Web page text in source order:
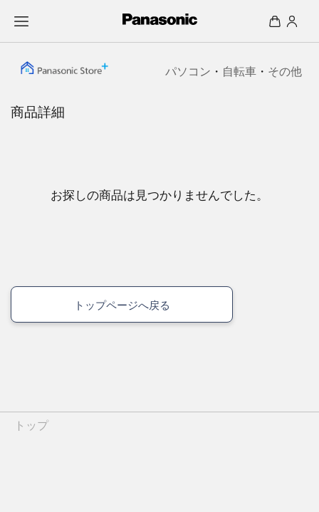
パソコン ・ 自転車 ・ その他
商品詳細
お探しの商品は見つかりませんでした。
トップページへ戻る
トップ